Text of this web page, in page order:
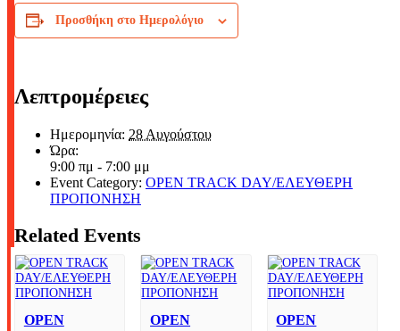
Προσθήκη στο Ημερολόγιο
Λεπτρομέρειες
Ημερομηνία: 28 Αυγούστου
Ώρα:
9:00 πμ - 7:00 μμ
Event Category: OPEN TRACK DAY/ΕΛΕΥΘΕΡΗ
ΠΡΟΠΟΝΗΣΗ
Related Events
OPEN
OPEN
OPEN